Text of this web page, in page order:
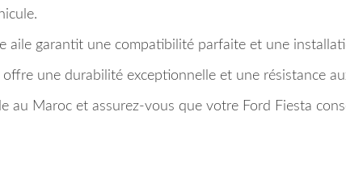
aile garantit une compatibilité parfaite et une
une durabilité exceptionnelle et une résistance
au Maroc et assurez-vous que votre Ford Fiesta